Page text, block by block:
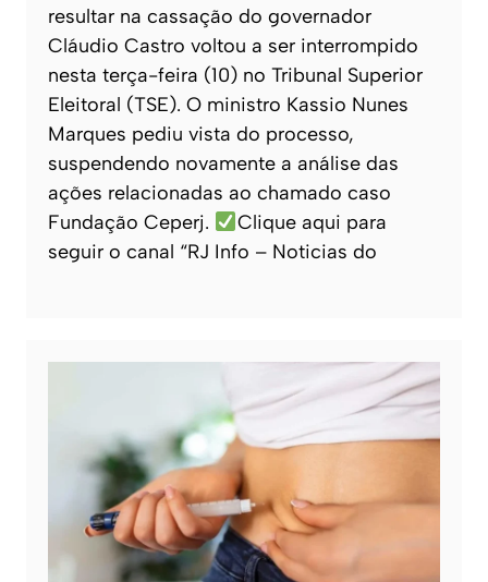
resultar na cassação do governador
Cláudio Castro voltou a ser interrompido
nesta terça-feira (10) no Tribunal Superior
Eleitoral (TSE). O ministro Kassio Nunes
Marques pediu vista do processo,
suspendendo novamente a análise das
ações relacionadas ao chamado caso
Fundação Ceperj.
Clique aqui para
seguir o canal “RJ Info – Noticias do